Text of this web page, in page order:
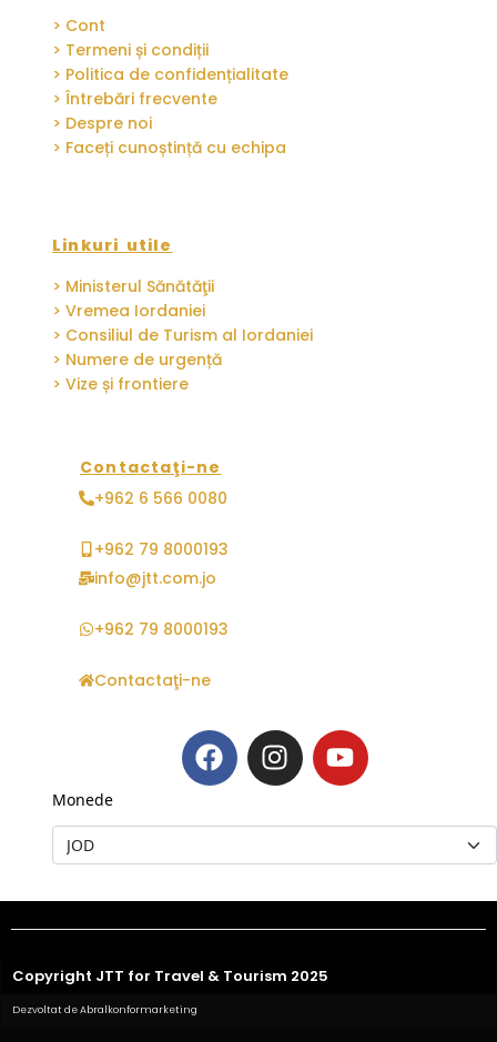
> Cont
> Termeni și condiții
> Politica de confidențialitate
> Întrebări frecvente
> Despre noi
> Faceți cunoștință cu echipa
Linkuri utile
> Ministerul Sănătăţii
> Vremea Iordaniei
> Consiliul de Turism al Iordaniei
> Numere de urgență
> Vize și frontiere
Contactaţi-ne
+962 6 566 0080
+962 79 8000193
info@jtt.com.jo
+962 79 8000193
Contactaţi-ne
Monede
Copyright JTT for Travel & Tourism 2025
Dezvoltat de Abralkonformarketing